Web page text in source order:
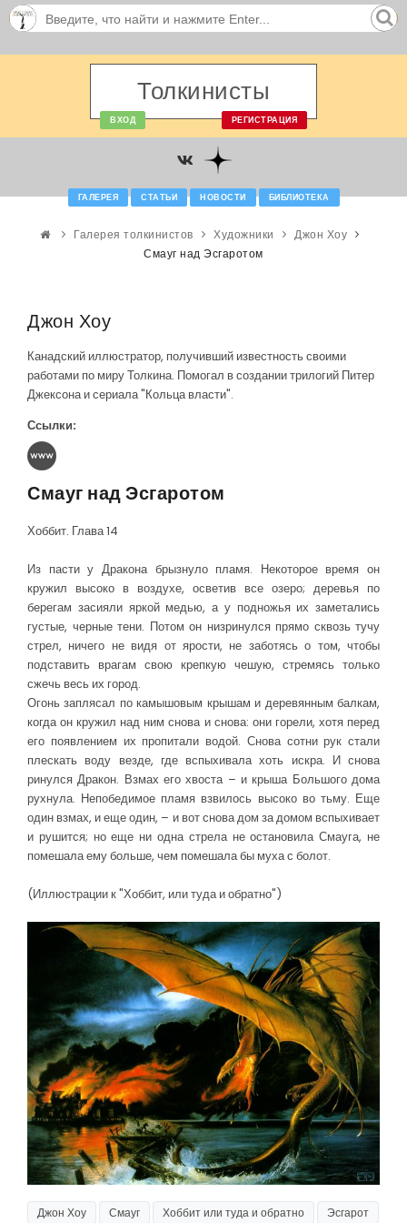
Толкинисты
ВХОД РЕГИСТРАЦИЯ
ГАЛЕРЕЯ СТАТЬИ НОВОСТИ БИБЛИОТЕКА
Галерея толкинистов Художники
Джон Хоу
Смауг над Эсгаротом
Джон Хоу
Канадский иллюстратор, получивший известность своими
работами по миру Толкина. Помогал в создании трилогий Питер
Джексона и сериала "Кольца власти".
Ссылки:
Смауг над Эсгаротом
Хоббит. Глава 14
Из пасти у Дракона брызнуло пламя. Некоторое время он
кружил высоко в воздухе, осветив все озеро; деревья по
берегам засияли яркой медью, а у подножья их заметались
густые, черные тени. Потом он низринулся прямо сквозь тучу
стрел, ничего не видя от ярости, не заботясь о том, чтобы
подставить врагам свою крепкую чешую, стремясь только
сжечь весь их город.
Огонь заплясал по камышовым крышам и деревянным балкам,
когда он кружил над ним снова и снова: они горели, хотя перед
его появлением их пропитали водой. Снова сотни рук стали
плескать воду везде, где вспыхивала хоть искра. И снова
ринулся Дракон. Взмах его хвоста – и крыша Большого дома
рухнула. Непобедимое пламя взвилось высоко во тьму. Еще
один взмах, и еще один, – и вот снова дом за домом вспыхивает
и рушится; но еще ни одна стрела не остановила Смауга, не
помешала ему больше, чем помешала бы муха с болот.
(Иллюстрации к "Хоббит, или туда и обратно")
Джон Хоу Смауг Хоббит или туда и обратно Эсгарот